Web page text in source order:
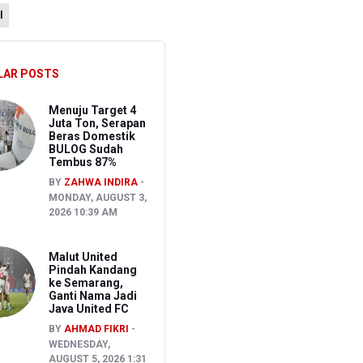
POSTS
Menuju Target 4
Juta Ton, Serapan
Beras Domestik
BULOG Sudah
Tembus 87%
BY ZAHWA INDIRA
MONDAY, AUGUST 3,
2026 10:39 AM
Malut United
Pindah Kandang
ke Semarang,
Ganti Nama Jadi
Java United FC
BY AHMAD FIKRI
WEDNESDAY,
AUGUST 5, 2026 1:31